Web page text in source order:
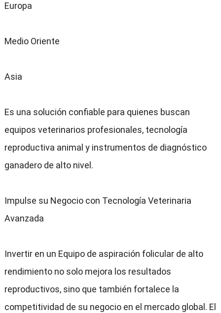
Europa
Medio Oriente
Asia
Es una solución confiable para quienes buscan
equipos veterinarios profesionales, tecnología
reproductiva animal y instrumentos de diagnóstico
ganadero de alto nivel.
Impulse su Negocio con Tecnología Veterinaria
Avanzada
Invertir en un Equipo de aspiración folicular de alto
rendimiento no solo mejora los resultados
reproductivos, sino que también fortalece la
competitividad de su negocio en el mercado global. El